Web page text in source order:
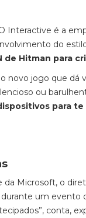
Interactive é a
do
de Hitman para
novo jogo que
ou
para
da Microsoft, o
um evento
conta,